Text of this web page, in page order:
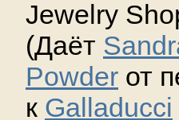
Jewelry
(Даёт
Powder от
к Galladucci